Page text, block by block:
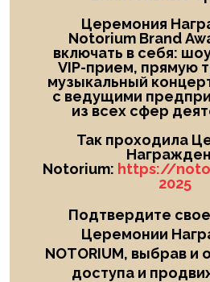
Церемония
Notorium Brand
включать в себя:
VIP-прием, прямую
музыкальный
с ведущими
из всех сфер
Так проходила
Notorium: https://
2025
Подтвердите
Церемонии
NOTORIUM, выбрав и
доступа и